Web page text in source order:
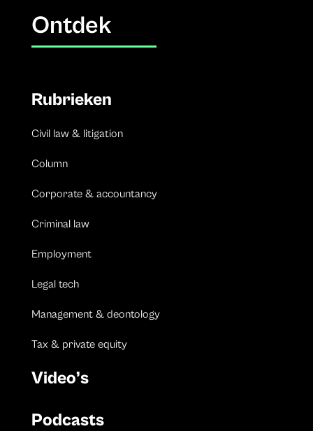
Ontdek
Rubrieken
Civil law & litigation
Column
Corporate & accountancy
Criminal law
Employment
Legal tech
Management & deontology
Tax & private equity
Video’s
Podcasts